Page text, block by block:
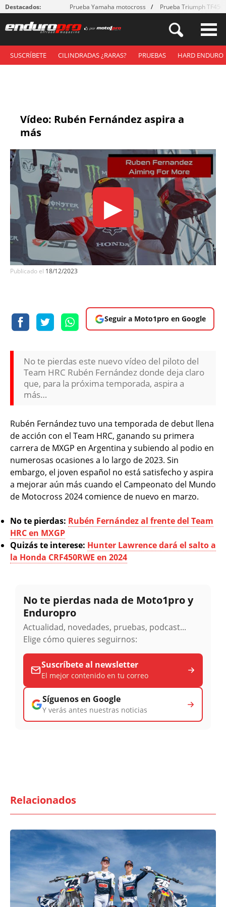
Destacados: Prueba Yamaha motocross Prueba Triumph
SUSCRÍBETE CILINDRADAS ¿RARAS? PRUEBAS HARD ENDURO
Vídeo: Rubén Fernández aspira a
más
▶
Publicado el 18/12/2023
Seguir a Moto1pro en Google
No te pierdas este nuevo vídeo del piloto del
Team HRC Rubén Fernández donde deja claro
que, para la próxima temporada, aspira a
más…
Rubén Fernández tuvo una temporada de debut llena
de acción con el Team HRC, ganando su primera
carrera de MXGP en Argentina y subiendo al podio en
numerosas ocasiones a lo largo de 2023. Sin
embargo, el joven español no está satisfecho y aspira
a mejorar aún más cuando el Campeonato del Mundo
de Motocross 2024 comience de nuevo en marzo.
No te pierdas: Rubén Fernández al frente del Team
HRC en MXGP
Quizás te interese: Hunter Lawrence dará el salto a
la Honda CRF450RWE en 2024
No te pierdas nada de Moto1pro y
Enduropro
Actualidad, novedades, pruebas, podcast...
Elige cómo quieres seguirnos:
Suscríbete al newsletter
El mejor contenido en tu correo
Síguenos en Google
Y verás antes nuestras noticias
Relacionados